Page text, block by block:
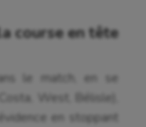
course en tête
le match, en se
West, Bélisle),
en stoppant